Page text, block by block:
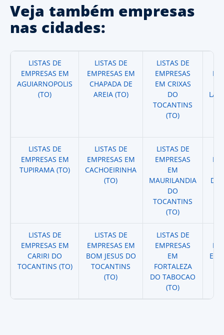
Veja também empresas
nas cidades:
LISTAS DE
EMPRESAS EM
AGUIARNOPOLIS
(TO)
LISTAS DE
EMPRESAS EM
CHAPADA DE
AREIA (TO)
LISTAS DE
EMPRESAS
EM CRIXAS
DO
TOCANTINS
(TO)
LISTAS DE
EMPRESAS EM
TUPIRAMA (TO)
LISTAS DE
EMPRESAS EM
CACHOEIRINHA
(TO)
LISTAS DE
EMPRESAS
EM
MAURILANDIA
DO
TOCANTINS
(TO)
LISTAS DE
EMPRESAS EM
CARIRI DO
TOCANTINS (TO)
LISTAS DE
EMPRESAS EM
BOM JESUS DO
TOCANTINS
(TO)
LISTAS DE
EMPRESAS
EM
FORTALEZA
DO TABOCAO
(TO)
EM